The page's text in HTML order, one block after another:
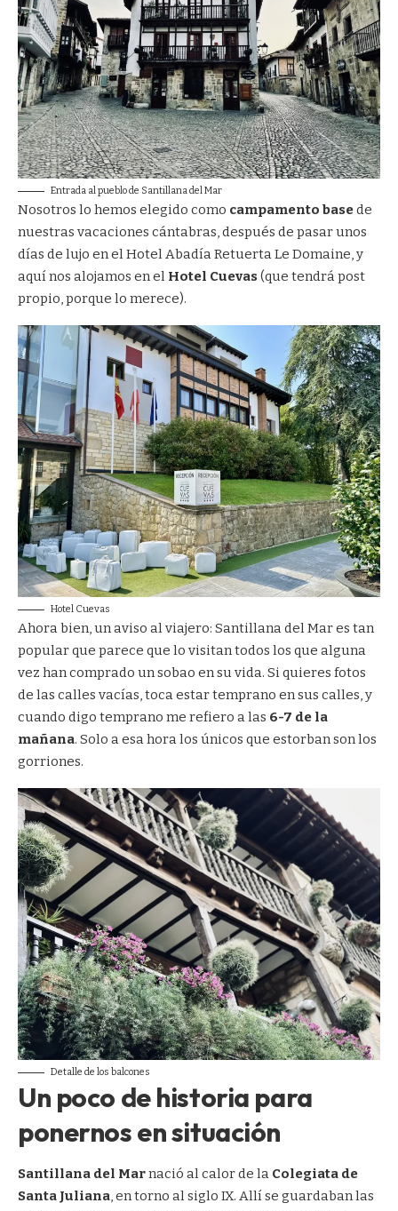
Entrada al pueblo de Santillana del Mar
Nosotros lo hemos elegido como campamento basede
nuestras vacaciones cántabras, después de pasar unos
días de lujo en elHotel Abadía Retuerta Le Domaine, y
aquí nos alojamos en el Hotel Cuevas(que tendrá post
propio, porque lo merece).
Hotel Cuevas
Ahora bien, un aviso al viajero: Santillana del Mar es tan
popular que parece que lo visitan todos los que alguna
vez han comprado un sobao en su vida. Si quieres fotos
de las calles vacías, toca estar temprano en sus calles, y
cuando digo temprano me refiero a las 6-7 de la
mañana. Solo a esa hora los únicos que estorban son los
gorriones.
Detalle de los balcones
Un poco de historia para
ponernos en situación
Santillana del Marnació al calor de la Colegiata de
Santa Juliana, en torno al siglo IX. Allí se guardaban las